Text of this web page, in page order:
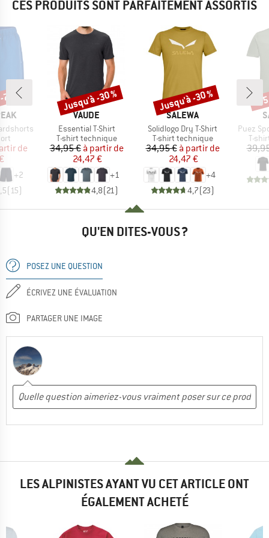
CES PRODUITS SONT PARFAITEMENT ASSORTIS
réduit
de
+2
(15)
%
MARQUE
VAUDE
Article
Essential T-Shirt
Product group
T-shirt technique
Prix
34,95 € Prix réduit
à partir de
24,47 €
+1
4,8(21 )
Remise
Jusqu'à -30 %
MARQUE
SALEWA
Article
Solidlogo Dry T-Shirt
Product group
T-shirt technique
Prix
34,95 € Prix réduit
à partir de
24,47 €
+4
4,7(23)
Remise
Jusqu'à -30 %
Article
Puez
T-
-
QU'EN DITES-VOUS ?
POSEZ UNE QUESTION
ÉCRIVEZ UNE ÉVALUATION
PARTAGER UNE IMAGE
LES ALPINISTES AYANT VU CET ARTICLE ONT
ÉGALEMENT ACHETÉ